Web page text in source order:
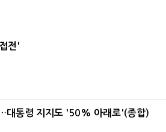
전'
대통령 지지도 '50% 아래로'(종합)